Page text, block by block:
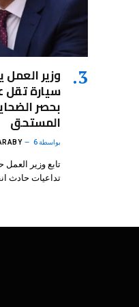
وزير العمل
سيارة تقل
بحصر
المستحق
بواسطة6 أغسطس، 2026
تابع وزير
تداعيات حادث